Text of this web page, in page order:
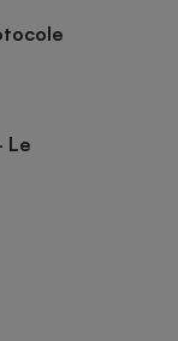
Le